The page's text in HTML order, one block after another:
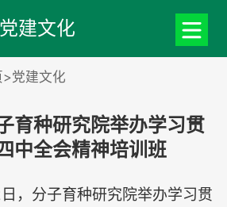
党建文化
党建文化
育种研究院举办学习贯
中全会精神培训班
，分子育种研究院举办学习贯